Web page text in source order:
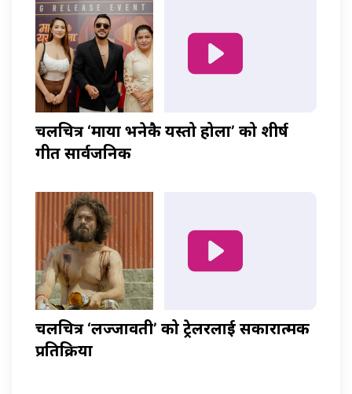
चलचित्र ‘माया भनेकै यस्तो होला’ को शीर्ष
गीत सार्वजनिक
चलचित्र ‘लज्जावती’ को ट्रेलरलाई सकारात्मक
प्रतिक्रिया